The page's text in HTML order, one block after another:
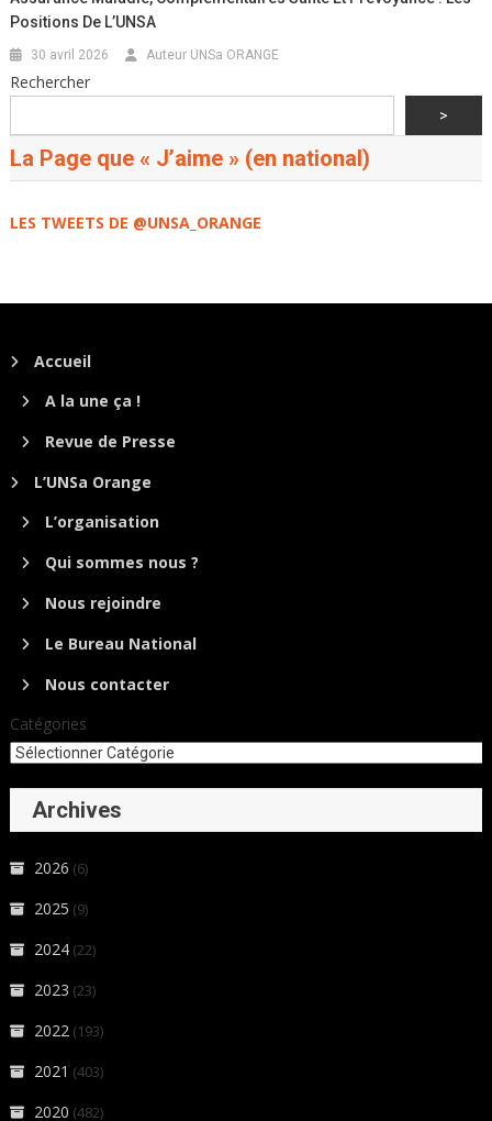
Positions De L’UNSA
30 avril 2026 Auteur UNSa ORANGE
Rechercher
>
La Page que « J’aime » (en national)
LES TWEETS DE @UNSA_ORANGE
Accueil
A la une ça !
Revue de Presse
L’UNSa Orange
L’organisation
Qui sommes nous ?
Nous rejoindre
Le Bureau National
Nous contacter
Catégories
Archives
2026 (6)
2025 (9)
2024 (22)
2023 (23)
2022 (193)
2021 (403)
2020 (482)